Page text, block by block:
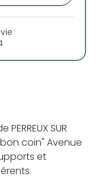
SUR
bon coin" Avenue
et